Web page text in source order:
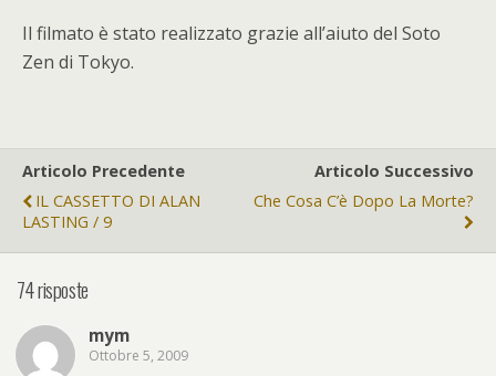
Il filmato è stato realizzato grazie all’aiuto del Soto
Zen di Tokyo.
Articolo Precedente
IL CASSETTO DI ALAN
LASTING / 9
Articolo Successivo
Che Cosa C’è Dopo La Morte?
74 risposte
mym
Ottobre 5, 2009